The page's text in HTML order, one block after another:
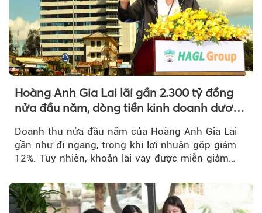
Hoàng Anh Gia Lai lãi gần 2.300 tỷ đồng
nửa đầu năm, dòng tiền kinh doanh dương
Doanh thu nửa đầu năm của Hoàng Anh Gia Lai
gần như đi ngang, trong khi lợi nhuận gộp giảm
12%. Tuy nhiên, khoản lãi vay được miễn giảm